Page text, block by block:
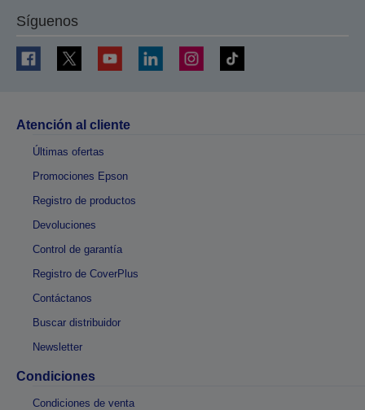
Síguenos
Atención al cliente
Últimas ofertas
Promociones Epson
Registro de productos
Devoluciones
Control de garantía
Registro de CoverPlus
Contáctanos
Buscar distribuidor
Newsletter
Condiciones
Condiciones de venta